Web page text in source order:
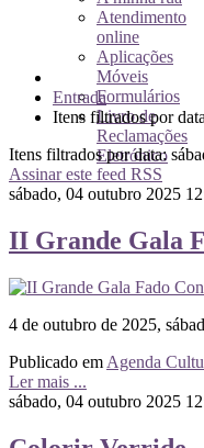
Atendimento
online
Aplicações
Móveis
Formulários
Livro de
Reclamações
Eletrónico
Entrada
Itens filtrados por
Itens filtrados por data:
Assinar este feed RSS
sábado, 04 outubro 2025
II Grande Gala
4 de outubro de 2025,
Publicado em Agenda
Ler mais ...
sábado, 04 outubro 2025